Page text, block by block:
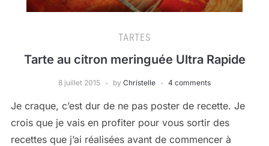
TARTES
Tarte au citron meringuée Ultra Rapide
8 juillet 2015 by Christelle 4 comments
Je craque, c’est dur de ne pas poster de recette. Je
crois que je vais en profiter pour vous sortir des
recettes que j’ai réalisées avant de commencer à